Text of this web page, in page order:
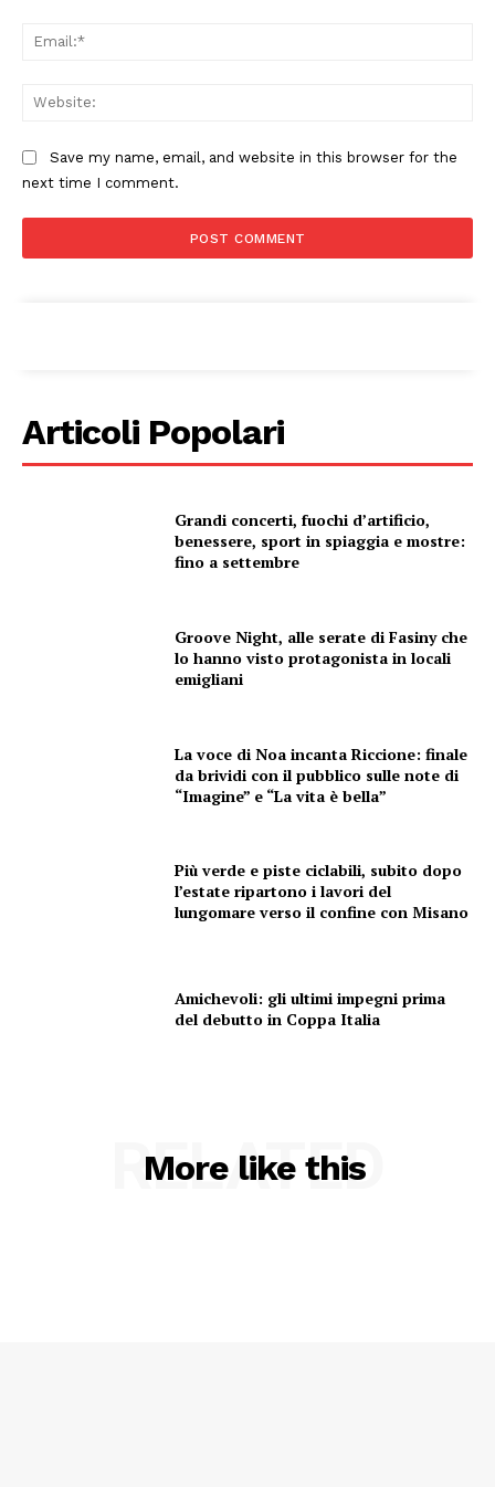
Save my name, email, and website in this browser for the
next time I comment.
Articoli Popolari
Grandi concerti, fuochi d’artificio,
benessere, sport in spiaggia e mostre:
fino a settembre
Groove Night, alle serate di Fasiny che
lo hanno visto protagonista in locali
emigliani
La voce di Noa incanta Riccione: finale
da brividi con il pubblico sulle note di
“Imagine” e “La vita è bella”
Più verde e piste ciclabili, subito dopo
l’estate ripartono i lavori del
lungomare verso il confine con Misano
Amichevoli: gli ultimi impegni prima
del debutto in Coppa Italia
More like this
RELATED